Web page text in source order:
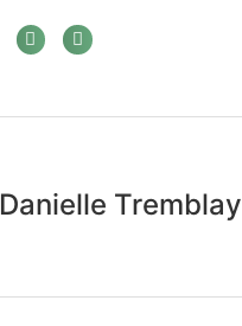
Danielle Tremblay